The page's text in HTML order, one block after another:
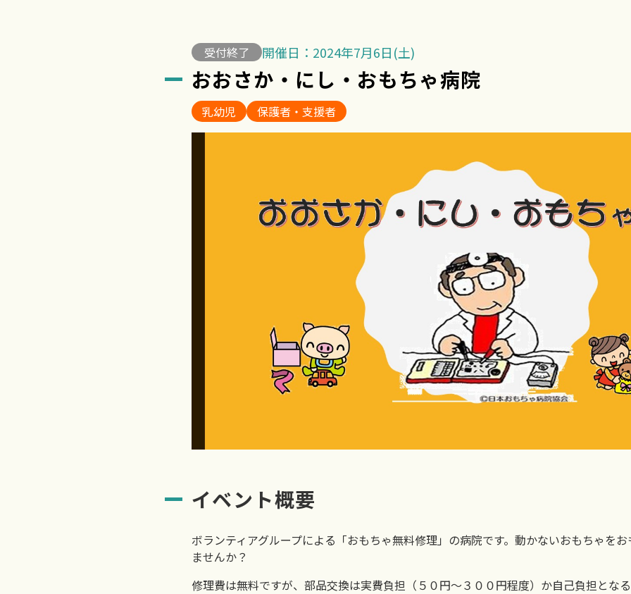
受付終了 開催日：2024年7月6日(土)
おおさか・にし・おもちゃ病院
乳幼児 保護者・支援者
イベント概要
ボランティアグループによる「おもちゃ無料修理」の病院です。動かないおもちゃを
ませんか？
修理費は無料ですが、部品交換は実費負担（５０円～３００円程度）か自己負担とな